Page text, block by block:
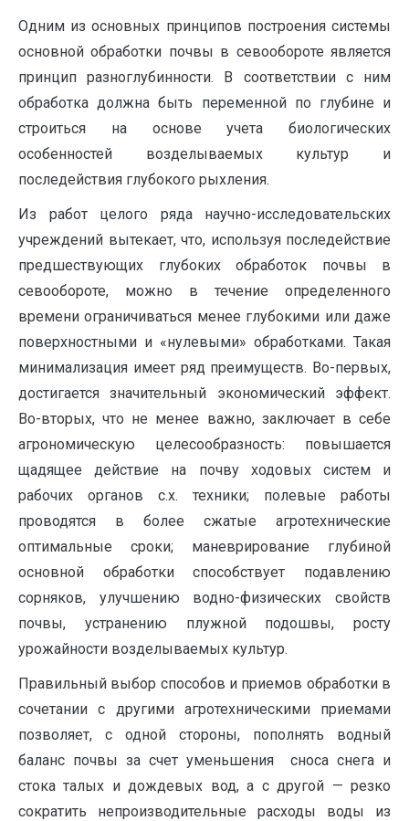
Одним из основных принципов построения системы
основной обработки почвы в севообороте является
принцип разноглубинности. В соответствии с ним
обработка должна быть переменной по глубине и
строиться на основе учета биологических
особенностей возделываемых культур и
последействия глубокого рыхления.
Из работ целого ряда научно-исследовательских
учреждений вытекает, что, используя последействие
предшествующих глубоких обработок почвы в
севообороте, можно в течение определенного
времени ограничиваться менее глубокими или даже
поверхностными и «нулевыми» обработками. Такая
минимализация имеет ряд преимуществ. Во-первых,
достигается значительный экономический эффект.
Во-вторых, что не менее важно, заключает в себе
агрономическую целесообразность: повышается
щадящее действие на почву ходовых систем и
рабочих органов с.х. техники; полевые работы
проводятся в более сжатые агротехнические
оптимальные сроки; маневрирование глубиной
основной обработки способствует подавлению
сорняков, улучшению водно-физических свойств
почвы, устранению плужной подошвы, росту
урожайности возделываемых культур.
Правильный выбор способов и приемов обработки в
сочетании с другими агротехническими при­емами
позволяет, с одной стороны, пополнять водный
баланс почвы за счет уменьшения сноса снега и
стока талых и дождевых вод, а с другой — резко
сократить непроизводительные расходы воды из